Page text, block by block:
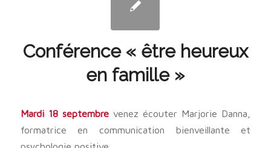
Conférence « être heureux
en famille »
Mardi 18 septembrevenez écouter Marjorie Danna,
formatrice en communication bienveillante et
psychologie positive,